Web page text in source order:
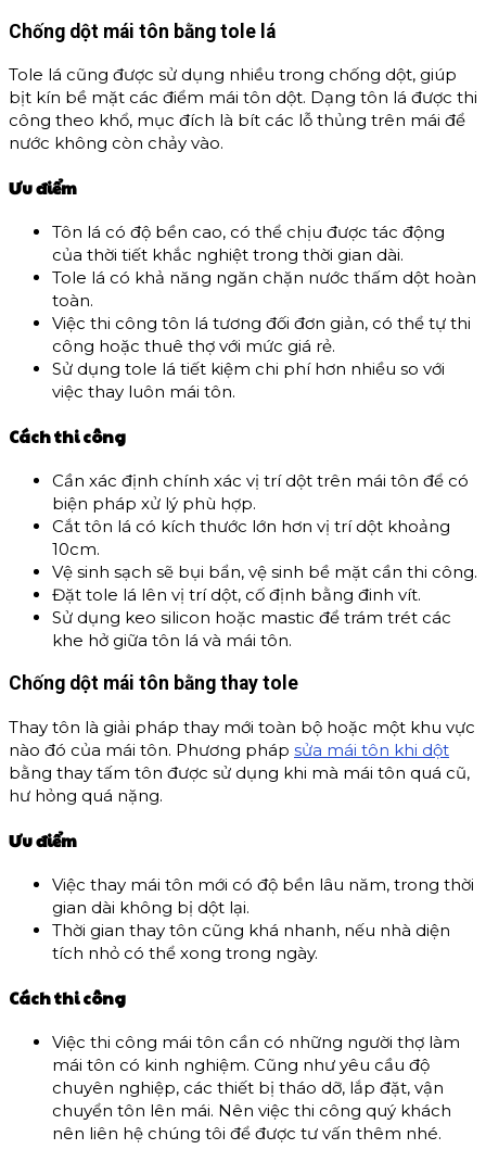
Chống dột mái tôn bằng tole lá
Tole lá cũng được sử dụng nhiều trong chống dột, giúp
bịt kín bề mặt các điểm mái tôn dột. Dạng tôn lá được thi
công theo khổ, mục đích là bít các lỗ thủng trên mái để
nước không còn chảy vào.
Ưu điểm
Tôn lá có độ bền cao, có thể chịu được tác động
của thời tiết khắc nghiệt trong thời gian dài.
Tole lá có khả năng ngăn chặn nước thấm dột hoàn
toàn.
Việc thi công tôn lá tương đối đơn giản, có thể tự thi
công hoặc thuê thợ với mức giá rẻ.
Sử dụng tole lá tiết kiệm chi phí hơn nhiều so với
việc thay luôn mái tôn.
Cách thi công
Cần xác định chính xác vị trí dột trên mái tôn để có
biện pháp xử lý phù hợp.
Cắt tôn lá có kích thước lớn hơn vị trí dột khoảng
10cm.
Vệ sinh sạch sẽ bụi bẩn, vệ sinh bề mặt cần thi công.
Đặt tole lá lên vị trí dột, cố định bằng đinh vít.
Sử dụng keo silicon hoặc mastic để trám trét các
khe hở giữa tôn lá và mái tôn.
Chống dột mái tôn bằng thay tole
Thay tôn là giải pháp thay mới toàn bộ hoặc một khu vực
nào đó của mái tôn. Phương pháp sửa mái tôn khi dột
bằng thay tấm tôn được sử dụng khi mà mái tôn quá cũ,
hư hỏng quá nặng.
Ưu điểm
Việc thay mái tôn mới có độ bền lâu năm, trong thời
gian dài không bị dột lại.
Thời gian thay tôn cũng khá nhanh, nếu nhà diện
tích nhỏ có thể xong trong ngày.
Cách thi công
Việc thi công mái tôn cần có những người thợ làm
mái tôn có kinh nghiệm. Cũng như yêu cầu độ
chuyên nghiệp, các thiết bị tháo dỡ, lắp đặt, vận
chuyển tôn lên mái. Nên việc thi công quý khách
nên liên hệ chúng tôi để được tư vấn thêm nhé.